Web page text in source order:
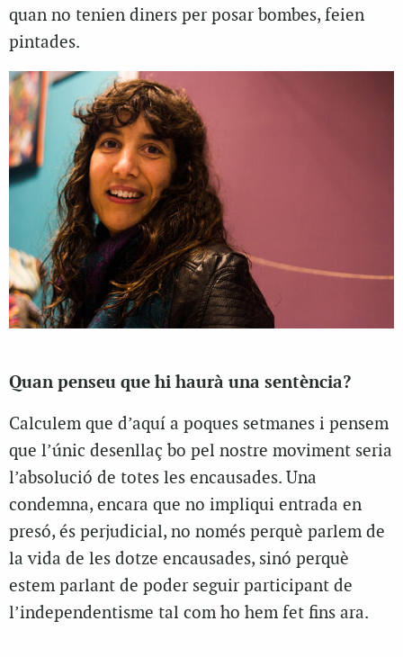
quan no tenien diners per posar bombes, feien
pintades.
Quan penseu que hi haurà una sentència?
Calculem que d’aquí a poques setmanes i pensem
que l’únic desenllaç bo pel nostre moviment seria
l’absolució de totes les encausades. Una
condemna, encara que no impliqui entrada en
presó, és perjudicial, no només perquè parlem de
la vida de les dotze encausades, sinó perquè
estem parlant de poder seguir participant de
l’independentisme tal com ho hem fet fins ara.